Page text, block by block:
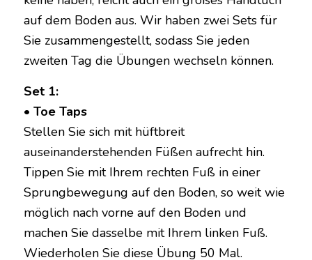
auf dem Boden aus. Wir haben zwei Sets für
Sie zusammengestellt, sodass Sie jeden
zweiten Tag die Übungen wechseln können.
Set 1:
• Toe Taps
Stellen Sie sich mit hüftbreit
auseinanderstehenden Füßen aufrecht hin.
Tippen Sie mit Ihrem rechten Fuß in einer
Sprungbewegung auf den Boden, so weit wie
möglich nach vorne auf den Boden und
machen Sie dasselbe mit Ihrem linken Fuß.
Wiederholen Sie diese Übung 50 Mal.